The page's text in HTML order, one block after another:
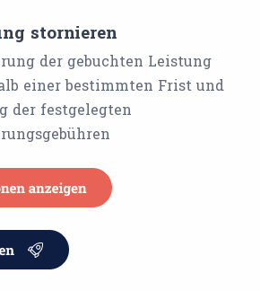
stornieren
der gebuchten Leistung
einer bestimmten Frist und
der festgelegten